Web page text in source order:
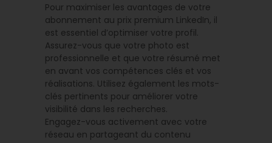
Pour maximiser les avantages de votre
abonnement au prix premium LinkedIn, il
est essentiel d’optimiser votre profil.
Assurez-vous que votre photo est
professionnelle et que votre résumé met
en avant vos compétences clés et vos
réalisations. Utilisez également les mots-
clés pertinents pour améliorer votre
visibilité dans les recherches.
Engagez-vous activement avec votre
réseau en partageant du contenu